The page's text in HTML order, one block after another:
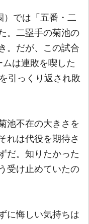
）では「五番・二
。二塁手の菊池の
。だが、この試合
は連敗を喫した
引っくり返され敗
池不在の大きさを
れは代役を期待さ
だ。知りたかった
受け止めていたの
に悔しい気持ちは